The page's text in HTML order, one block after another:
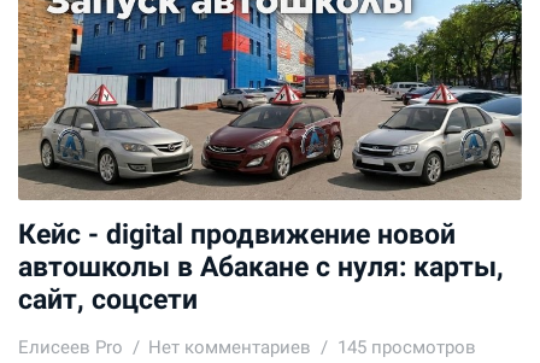
Кейс - digital продвижение новой
автошколы в Абакане с нуля: карты,
сайт, соцсети
Елисеев Pro Нет комментариев 145 просмотров